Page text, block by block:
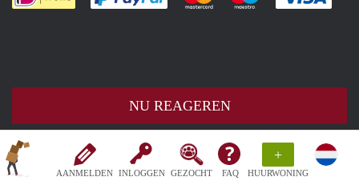
AANMELDEN INLOGGEN GEZOCHT FAQ
+
HUURWONING
NU REAGEREN